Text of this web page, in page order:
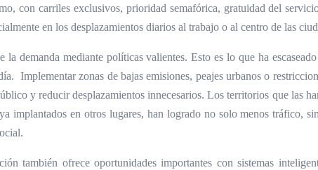
con carriles exclusivos, prioridad semafórica, gratuidad del
en los desplazamientos diarios al trabajo o al centro de las
la demanda mediante políticas valientes. Esto es lo que ha
Implementar zonas de bajas emisiones, peajes urbanos o
y reducir desplazamientos innecesarios. Los territorios que las
implantados en otros lugares, han logrado no solo menos tráfico,
también ofrece oportunidades importantes con sistemas